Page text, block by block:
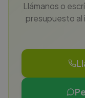
Llámanos o
presupuesto al